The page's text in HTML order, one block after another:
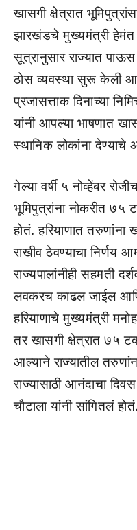
खासगी क्षेत्रात
झारखंडचे मुख्यमंत्री हेमंत
सूत्रानुसार राज्यात
ठोस व्यवस्था सुरू केली
प्रजासत्ताक दिनाच्या
यांनी आपल्या भाषणात
स्थानिक लोकांना देण्याचे
गेल्या वर्षी ५ नोव्हेंबर
भूमिपुत्रांना नोकरीत
होतं. हरियाणात तरुणांना
राखीव ठेवण्याचा निर्णय
राज्यपालांनीही सहमती
लवकरच काढल जाईल
हरियाणाचे मुख्यमंत्री
तर खासगी क्षेत्रात ७५
आल्याने राज्यातील
राज्यासाठी आनंदाचा
चौटाला यांनी सांगितलं होतं.